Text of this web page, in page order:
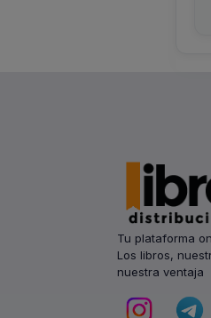
Tu plataforma
Los libros,
nuestra ventaja